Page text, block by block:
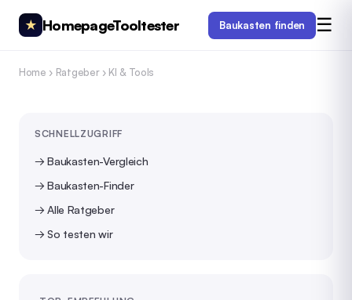
★ HomepageTooltester Baukasten finden ☰
Home › Ratgeber› KI & Tools
SCHNELLZUGRIFF
→ Baukasten-Vergleich
→ Baukasten-Finder
→ Alle Ratgeber
→ So testen wir